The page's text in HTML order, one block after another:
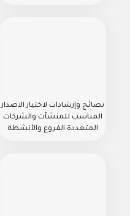
نصائح وإرشادات لاختيار الاصدار
المناسب للمنشآت والشركات
المتعددة الفروع والأنشطة